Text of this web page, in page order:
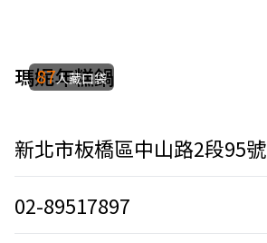
瑪妮年糕鍋
87人藏口袋
新北市板橋區中山路2段95號
02-89517897